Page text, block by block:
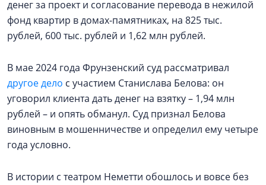
денег за проект и согласование перевода в нежилой
фонд квартир в домах-памятниках, на 825 тыс.
рублей, 600 тыс. рублей и 1,62 млн рублей.
В мае 2024 года Фрунзенский суд рассматривал
другое дело с участием Станислава Белова: он
уговорил клиента дать денег на взятку – 1,94 млн
рублей – и опять обманул. Суд признал Белова
виновным в мошенничестве и определил ему четыре
года условно.
В истории с театром Неметти обошлось и вовсе без